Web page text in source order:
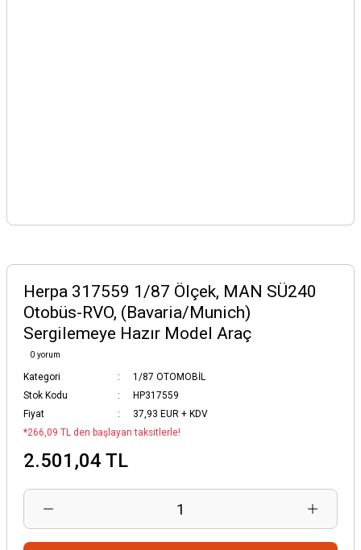
Herpa 317559 1/87 Ölçek, MAN SÜ240
Otobüs-RVO, (Bavaria/Munich)
Sergilemeye Hazır Model Araç
0 yorum
Kategori
1/87 OTOMOBİL
Stok Kodu
HP317559
Fiyat
37,93 EUR + KDV
*266,09 TL den başlayan taksitlerle!
2.501,04 TL